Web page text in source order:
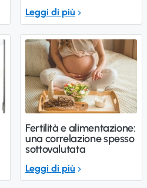
Leggi di più
Fertilità e alimentazione:
una correlazione spesso
sottovalutata
Leggi di più